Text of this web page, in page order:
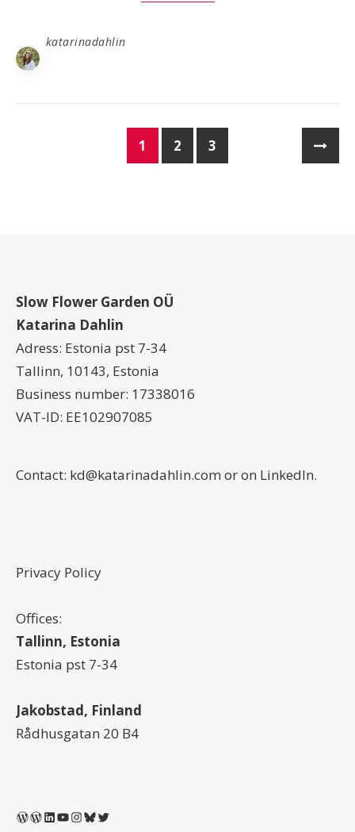
katarinadahlin
1 2 3
Slow Flower Garden OÜ
Katarina Dahlin
Adress: Estonia pst 7-34
Tallinn, 10143, Estonia
Business number: 17338016
VAT-ID: EE102907085
Contact: kd@katarinadahlin.com or on LinkedIn.
Privacy Policy
Offices:
Tallinn, Estonia
Estonia pst 7-34
Jakobstad, Finland
Rådhusgatan 20 B4
WordPress
WordPress
LinkedIn
YouTube
Instagram
Bluesky
Twitter